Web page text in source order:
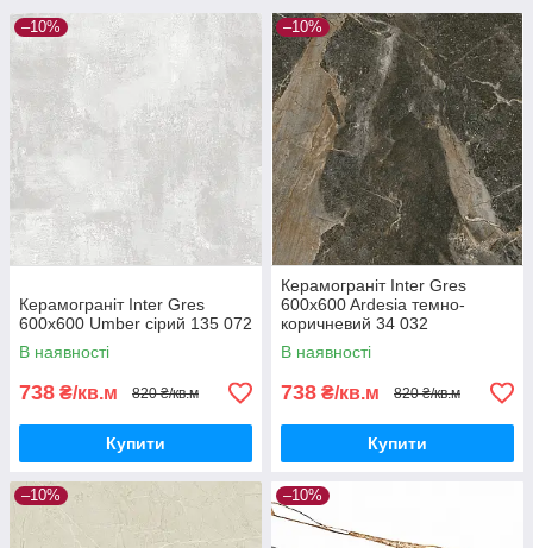
–10%
Керамограніт Inter Gres
600x600 Umber сірий 135 072
В наявності
738 ₴/кв.м 820 ₴/кв.м
Купити
–10%
Керамограніт Inter Gres
600x600 Ardesia темно-
коричневий 34 032
В наявності
738 ₴/кв.м 820 ₴/кв.м
Купити
–10% –10%